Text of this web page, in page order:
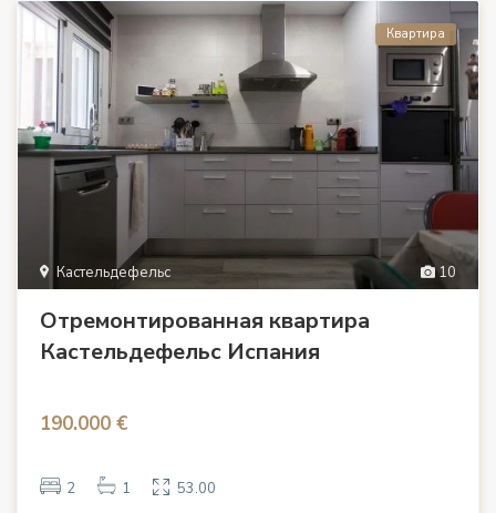
10
Кастельдефельс
Квартира
Отремонтированная квартира
Кастельдефельс Испания
190.000 €
2 1 53.00